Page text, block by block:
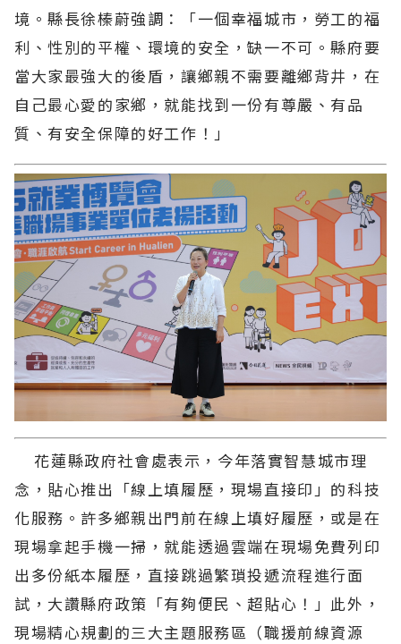
境。縣長徐榛蔚強調：「一個幸福城市，勞工的福
利、性別的平權、環境的安全，缺一不可。縣府要
當大家最強大的後盾，讓鄉親不需要離鄉背井，在
自己最心愛的家鄉，就能找到一份有尊嚴、有品
質、有安全保障的好工作！」
花蓮縣政府社會處表示，今年落實智慧城市理
念，貼心推出「線上填履歷，現場直接印」的科技
化服務。許多鄉親出門前在線上填好履歷，或是在
現場拿起手機一掃，就能透過雲端在現場免費列印
出多份紙本履歷，直接跳過繁瑣投遞流程進行面
試，大讚縣府政策「有夠便民、超貼心！」此外，
現場精心規劃的三大主題服務區（職援前線資源